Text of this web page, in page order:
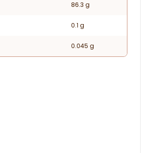
86.3 g
0.1 g
0.045 g